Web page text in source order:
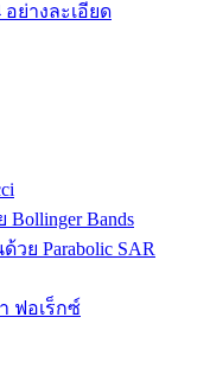
ย่างละเอียด
Bands
ย Parabolic SAR
ฟอเร็กซ์